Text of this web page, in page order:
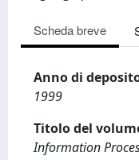
Scheda breve
Anno di
1999
Titolo del
Information